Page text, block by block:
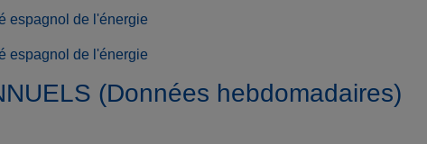
(Données hebdomadaires)